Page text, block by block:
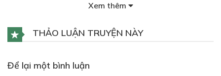
27/08/2022
Xem thêm
THẢO LUẬN TRUYỆN NÀY
Để lại một bình luận